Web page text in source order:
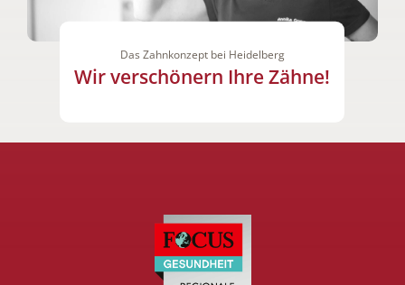
Das Zahnkonzept bei Heidelberg
Wir verschönern Ihre Zähne!